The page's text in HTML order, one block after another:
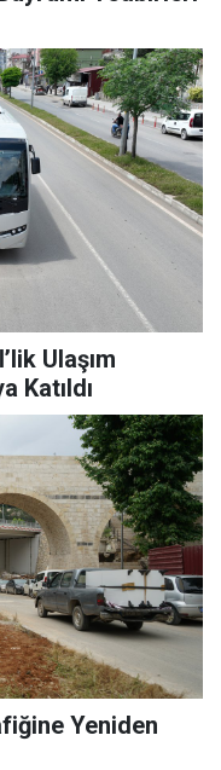
Ulaşım
Katıldı
Yeniden